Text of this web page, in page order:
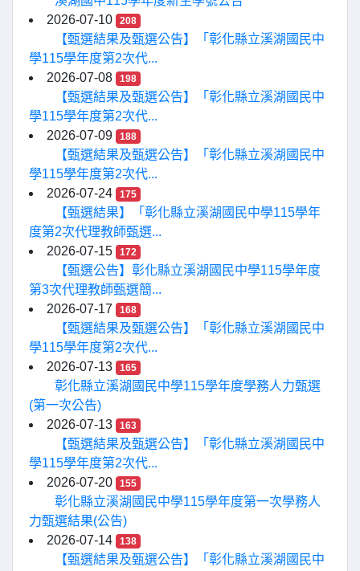
2026-07-10
208
【甄選結果及甄選公告】「彰化縣立溪湖國民中
學115學年度第2次代...
2026-07-08
198
【甄選結果及甄選公告】「彰化縣立溪湖國民中
學115學年度第2次代...
2026-07-09
188
【甄選結果及甄選公告】「彰化縣立溪湖國民中
學115學年度第2次代...
2026-07-24
175
【甄選結果】「彰化縣立溪湖國民中學115學年
度第2次代理教師甄選...
2026-07-15
172
【甄選公告】彰化縣立溪湖國民中學115學年度
第3次代理教師甄選簡...
2026-07-17
168
【甄選結果及甄選公告】「彰化縣立溪湖國民中
學115學年度第2次代...
2026-07-13
165
彰化縣立溪湖國民中學115學年度學務人力甄選
(第一次公告)
2026-07-13
163
【甄選結果及甄選公告】「彰化縣立溪湖國民中
學115學年度第2次代...
2026-07-20
155
彰化縣立溪湖國民中學115學年度第一次學務人
力甄選結果(公告)
2026-07-14
138
【甄選結果及甄選公告】「彰化縣立溪湖國民中